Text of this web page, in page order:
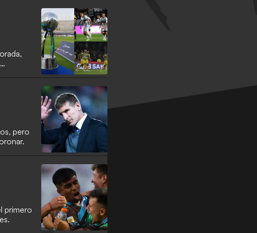
pero
primero